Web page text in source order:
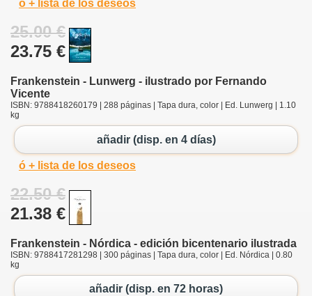
ó + lista de los deseos
25.00 €
23.75 €
Frankenstein - Lunwerg - ilustrado por Fernando
Vicente
ISBN: 9788418260179 | 288 páginas | Tapa dura, color | Ed. Lunwerg | 1.10
kg
añadir (disp. en 4 días)
ó + lista de los deseos
22.50 €
21.38 €
Frankenstein - Nórdica - edición bicentenario ilustrada
ISBN: 9788417281298 | 300 páginas | Tapa dura, color | Ed. Nórdica | 0.80
kg
añadir (disp. en 72 horas)